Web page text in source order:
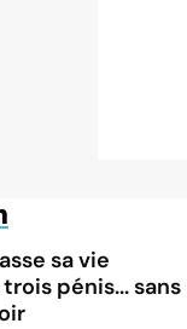
sa vie
pénis... sans